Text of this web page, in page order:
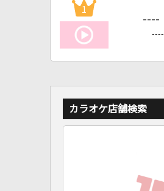
1
----
----
カラオケ店舗検索